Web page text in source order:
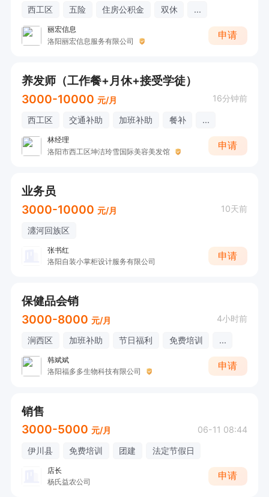
西工区 五险 住房公积金 双休 ...
丽宏信息
洛阳丽宏信息服务有限公司
申请
养发师（工作餐+月休+接受学徒）
3000-10000 元/月 16分钟前
西工区 交通补助 加班补助 餐补 ...
林经理
洛阳市西工区坤洁玲雪国际美容美发馆
申请
业务员
3000-10000 元/月 10天前
瀍河回族区
张书红
洛阳自装小掌柜设计服务有限公司
申请
保健品会销
3000-8000 元/月 4小时前
涧西区 加班补助 节日福利 免费培训 ...
韩斌斌
洛阳福多多生物科技有限公司
申请
销售
3000-5000 元/月 06-11 08:44
伊川县 免费培训 团建 法定节假日
店长
杨氏益农公司
申请